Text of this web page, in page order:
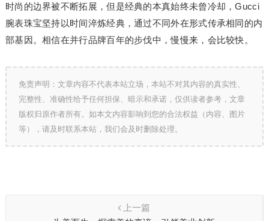
时尚的边界被不断拓展，但是经典的本真始终未曾冷却，Gucci
腕表珠宝坚持以时间淬炼经典，通过不同外在形式传承相同的内
部基因。相信在并行品牌百年的步伐中，慢慢来，会比较快。
免责声明：文章内容不代表本站立场，本站不对其内容的真实性、
完整性、准确性给予任何担保、暗示和承诺，仅供读者参考，文章
版权归原作者所有。如本文内容影响到您的合法权益（内容、图片
等），请及时联系本站，我们会及时删除处理。
上一篇